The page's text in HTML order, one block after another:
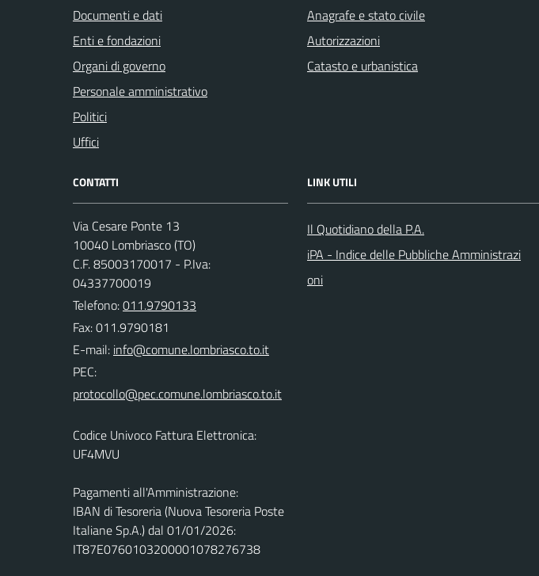
Documenti e dati
Enti e fondazioni
Organi di governo
Personale amministrativo
Politici
Uffici
Anagrafe e stato civile
Autorizzazioni
Catasto e urbanistica
CONTATTI
Via Cesare Ponte 13
10040 Lombriasco (TO)
C.F. 85003170017 - P.Iva:
04337700019
Telefono:011.9790133
Fax: 011.9790181
E-mail:
PEC:
Codice Univoco Fattura Elettronica:
UF4MVU
Pagamenti all'Amministrazione:
IBAN di Tesoreria (Nuova Tesoreria Poste
Italiane Sp.A.) dal 01/01/2026:
IT87E0760103200001078276738
LINK UTILI
Il Quotidiano della P.A.
iPA - Indice delle Pubbliche Amministrazi
oni